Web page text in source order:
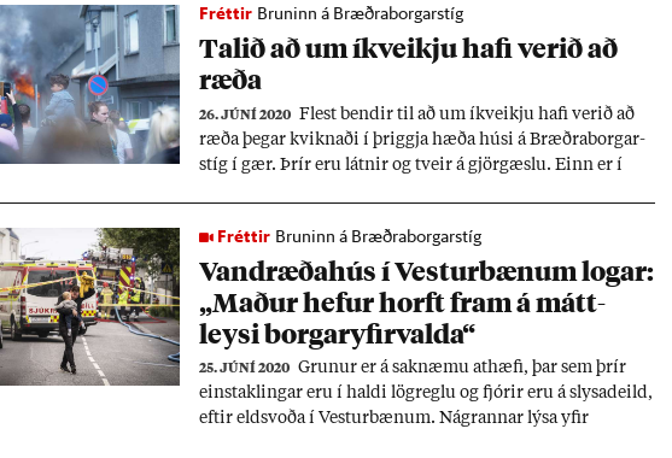
Fréttir Bruninn á Bræðraborgarstíg
Tal­ið að um íkveikju hafi ver­ið að
ræða
26. JÚNÍ 2020
Flest bend­ir til að um íkveikju hafi ver­ið að
ræða þeg­ar kvikn­aði í þriggja hæða húsi á Bræðra­borg­ar­
stíg í gær. Þrír eru látn­ir og tveir á gjör­gæslu. Einn er í
Fréttir Bruninn á Bræðraborgarstíg
Vand­ræða­hús í Vest­ur­bæn­um log­ar:
„Mað­ur hef­ur horft fram á mátt­
leysi borg­ar­yf­ir­valda“
25. JÚNÍ 2020
Grun­ur er á sak­næmu at­hæfi, þar sem þrír
ein­stak­ling­ar eru í haldi lög­reglu og fjór­ir eru á slysa­deild,
eft­ir elds­voða í Vest­ur­bæn­um. Ná­grann­ar lýsa yf­ir